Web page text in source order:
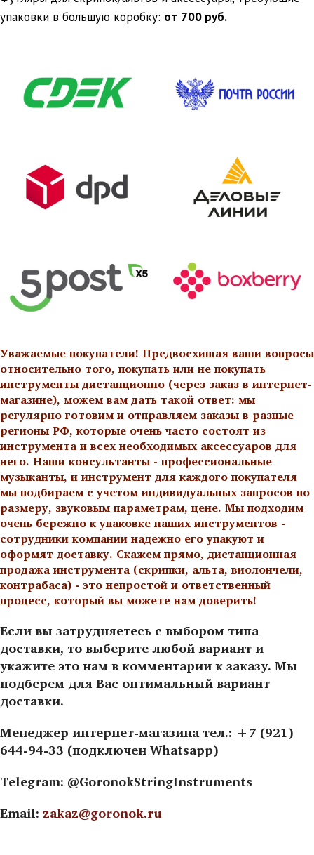
упаковки в большую коробку: от 700 руб.
Уважаемые покупатели! Предвосхищая ваши вопросы
относительно того, покупать или не покупать
инструменты дистанционно (через заказ в интернет-
магазине), можем вам дать такой ответ: мы
регулярно готовим и отправляем заказы в разные
регионы РФ, которые очень часто состоят из
инструмента и всех необходимых аксессуаров для
него. Наши консультанты - профессиональные
музыканты, и инструмент для каждого покупателя
мы подбираем с учетом индивидуальных запросов по
размеру, звуковым параметрам, цене. Мы подходим
очень бережно к упаковке наших инструментов -
сотрудники компании надежно его упакуют и
оформят доставку. Скажем прямо, дистанционная
продажа инструмента (скрипки, альта, виолончели,
контрабаса) - это непростой и ответственный
процесс, который вы можете нам доверить!
Если вы затрудняетесь с выбором типа
доставки, то выберите любой вариант и
укажите это нам в комментарии к заказу. Мы
подберем для Вас оптимальный вариант
доставки.
Менеджер интернет-магазина тел.: +7 (921)
644-94-33 (подключен Whatsapp)
Telegram: @GoronokStringInstruments
Email: zakaz@goronok.ru